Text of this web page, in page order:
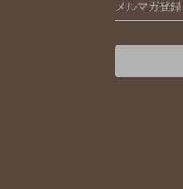
メルマガ登